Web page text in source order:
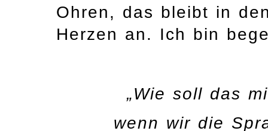
Ohren, das bleibt in
Herzen an. Ich bin
„Wie soll das
wenn wir die